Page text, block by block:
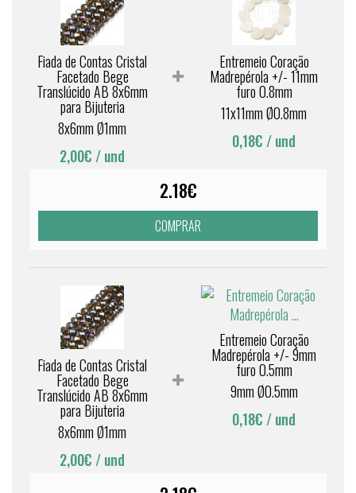
Fiada de Contas Cristal
Facetado Bege
Translúcido AB 8x6mm
para Bijuteria
8x6mm Ø1mm
2,00€ / und
Entremeio Coração
Madrepérola +/- 11mm
furo 0.8mm
11x11mm Ø0.8mm
0,18€ / und
2.18€
COMPRAR
Fiada de Contas Cristal
Facetado Bege
Translúcido AB 8x6mm
para Bijuteria
8x6mm Ø1mm
2,00€ / und
Entremeio Coração
Madrepérola +/- 9mm
furo 0.5mm
9mm Ø0.5mm
0,18€ / und